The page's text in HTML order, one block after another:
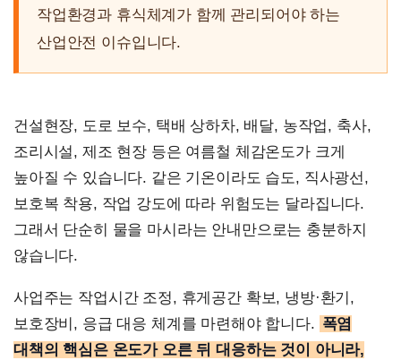
작업환경과 휴식체계가 함께 관리되어야 하는
산업안전 이슈입니다.
건설현장, 도로 보수, 택배 상하차, 배달, 농작업, 축사,
조리시설, 제조 현장 등은 여름철 체감온도가 크게
높아질 수 있습니다. 같은 기온이라도 습도, 직사광선,
보호복 착용, 작업 강도에 따라 위험도는 달라집니다.
그래서 단순히 물을 마시라는 안내만으로는 충분하지
않습니다.
사업주는 작업시간 조정, 휴게공간 확보, 냉방·환기,
보호장비, 응급 대응 체계를 마련해야 합니다. 폭염
대책의 핵심은 온도가 오른 뒤 대응하는 것이 아니라,